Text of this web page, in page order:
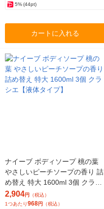
5%(44pt)
カートに入れる
ナイーブ ボディソープ 桃の葉
やさしいピーチソープの香り 詰
め替え 特大 1600ml 3個 クラシ
エ【液体タイプ】
2,904円
（税込）
1つあたり968円
（税込）